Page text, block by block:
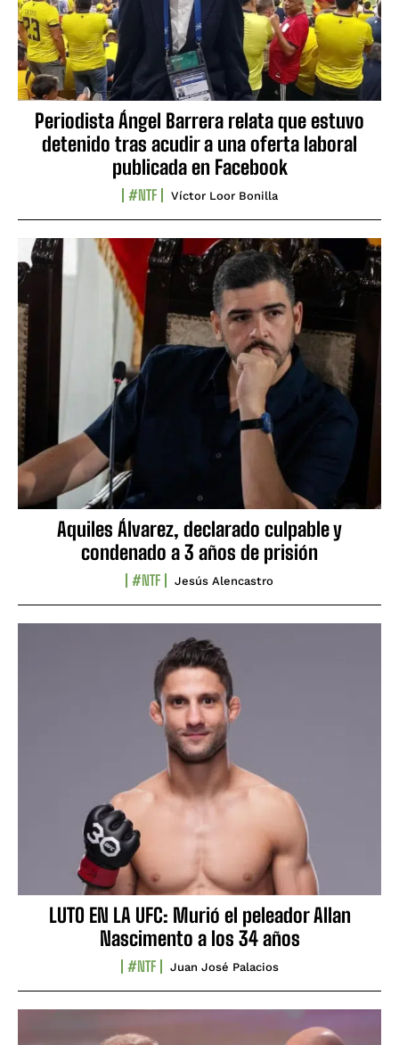
Periodista Ángel Barrera relata que estuvo
detenido tras acudir a una oferta laboral
publicada en Facebook
#NTF Víctor Loor Bonilla
Aquiles Álvarez, declarado culpable y
condenado a 3 años de prisión
#NTF Jesús Alencastro
LUTO EN LA UFC: Murió el peleador Allan
Nascimento a los 34 años
#NTF Juan José Palacios